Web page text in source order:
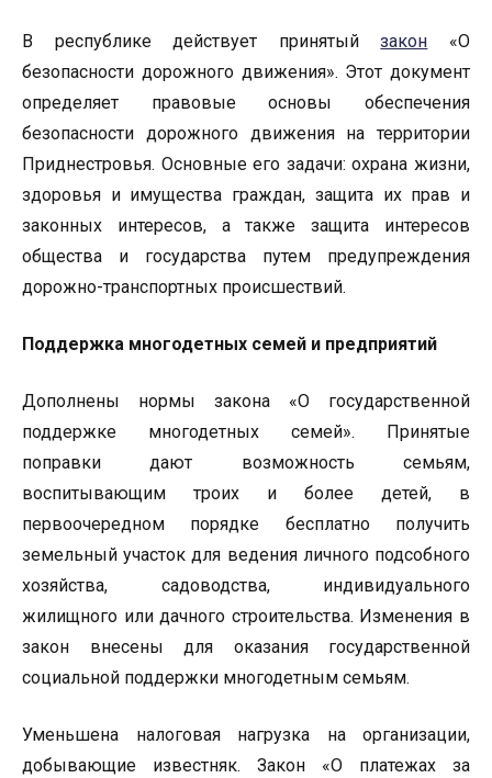
В республике действует принятыйзакон «О
безопасности дорожного движения». Этот документ
определяет правовые основы обеспечения
безопасности дорожного движения на территории
Приднестровья. Основные его задачи: охрана жизни,
здоровья и имущества граждан, защита их прав и
законных интересов, а также защита интересов
общества и государства путем предупреждения
дорожно-транспортных происшествий.
Поддержка многодетных семей и предприятий
Дополнены нормы закона «О государственной
поддержке многодетных семей». Принятые
поправки дают возможность семьям,
воспитывающим троих и более детей, в
первоочередном порядке бесплатно получить
земельный участок для ведения личного подсобного
хозяйства, садоводства, индивидуального
жилищного или дачного строительства. Изменения в
закон внесены для оказания государственной
социальной поддержки многодетным семьям.
Уменьшена налоговая нагрузка на организации,
добывающие известняк. Закон «О платежах за